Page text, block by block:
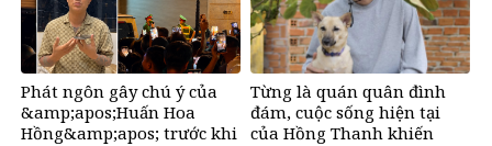
Phát ngôn gây chú ý của
&amp;apos;Huấn Hoa
Hồng&amp;apos; trước khi
Từng là quán quân đình
đám, cuộc sống hiện tại
của Hồng Thanh khiến